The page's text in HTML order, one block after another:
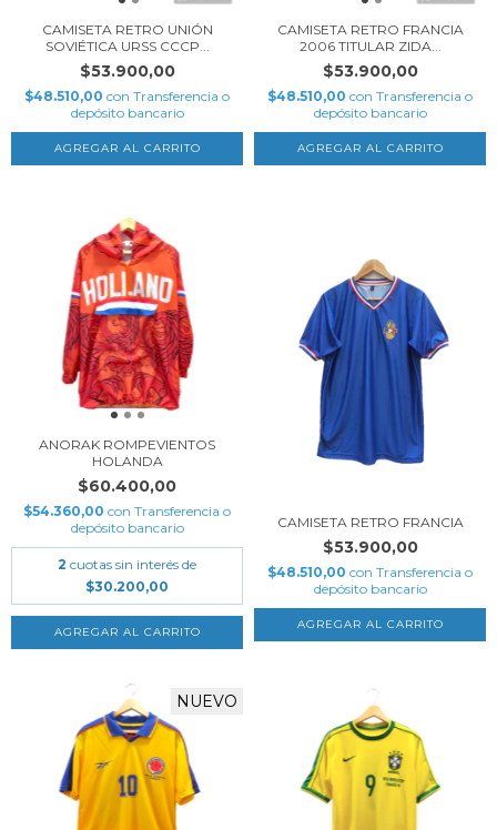
CAMISETA RETRO UNIÓN
SOVIÉTICA URSS CCCP...
$53.900,00
$48.510,00 con Transferencia o
depósito bancario
AGREGAR AL CARRITO
CAMISETA RETRO FRANCIA
2006 TITULAR ZIDA...
$53.900,00
$48.510,00 con Transferencia o
depósito bancario
AGREGAR AL CARRITO
ANORAK ROMPEVIENTOS
HOLANDA
$60.400,00
$54.360,00 con Transferencia o
depósito bancario
2 cuotas sin interés de
$30.200,00
AGREGAR AL CARRITO
CAMISETA RETRO FRANCIA
$53.900,00
$48.510,00 con Transferencia o
depósito bancario
AGREGAR AL CARRITO
NUEVO